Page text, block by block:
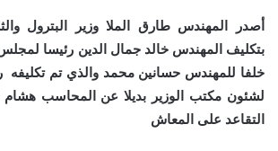
أصدر المهندس طارق الملا وزير البترول
بتكليف المهندس خالد جمال الدين رئيسا
خلفا للمهندس حسانين محمد والذي تم تكليفه
لشئون مكتب الوزير بديلا عن المحاسب هشام
التقاعد على المعاش